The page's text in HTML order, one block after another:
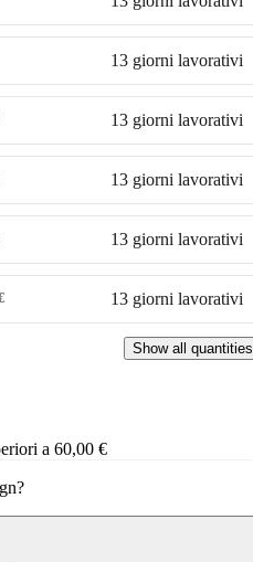
13 giorni lavorativi
13 giorni lavorativi
13 giorni lavorativi
13 giorni lavorativi
13 giorni lavorativi
Show all quantities
a 60,00 €